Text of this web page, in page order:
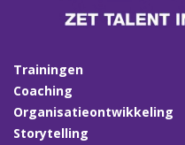
Trainingen
Coaching
Organisatieontwikkeling
Storytelling